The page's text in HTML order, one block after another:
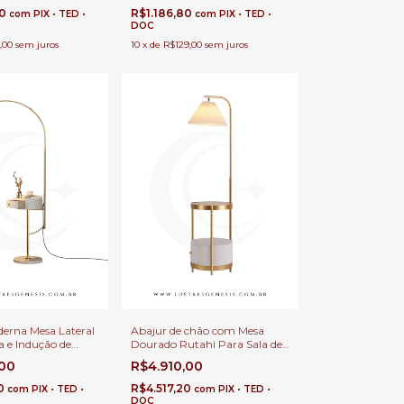
com PIX • TED •
sem juros
Escritórios e Áreas Internas
R$1.186,80 com PIX • TED •
DOC
10 x de R$129,00 sem juros
Mesa Lateral
e Indução de
Pompeia Para
Quartos e
com PIX • TED •
Abajur de chão com Mesa
Dourado Rutahi Para Sala de
Estar, Quartos e Escritórios
R$4.910,00
R$4.517,20 com PIX • TED •
DOC